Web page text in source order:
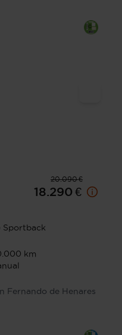
20.090 €
18.290 €
Sportback
km
Fernando de Henares